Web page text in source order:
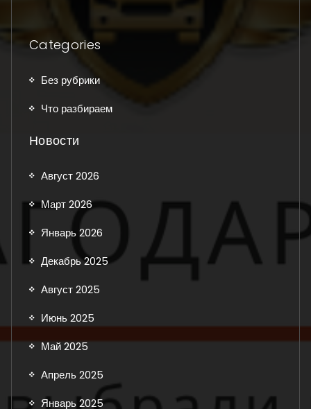
Categories
Без рубрики
Что разбираем
Новости
Август 2026
Март 2026
Январь 2026
Декабрь 2025
Август 2025
Июнь 2025
Май 2025
Апрель 2025
Январь 2025